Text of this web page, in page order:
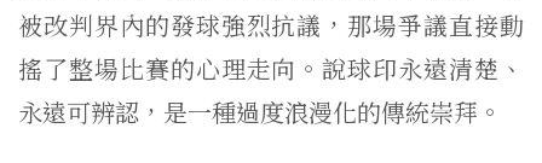
被改判界內的發球強烈抗議，那場爭議直接動
搖了整場比賽的心理走向。說球印永遠清楚、
永遠可辨認，是一種過度浪漫化的傳統崇拜。